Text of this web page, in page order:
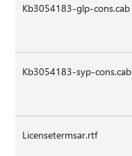
Kb3054183-glp-cons.cab
Kb3054183-syp-cons.cab
Licensetermsar.rtf